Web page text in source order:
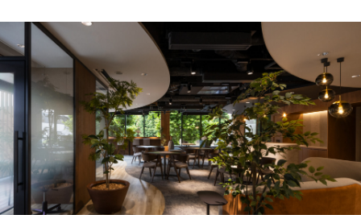
キャンペーンから探す
ブランドから探す
オフィススタイルから探す